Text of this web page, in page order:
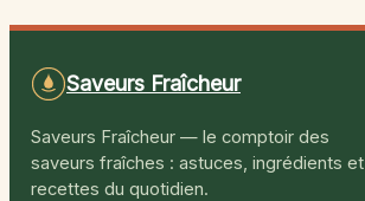
Saveurs Fraîcheur
Saveurs Fraîcheur — le comptoir des
saveurs fraîches : astuces, ingrédients et
recettes du quotidien.